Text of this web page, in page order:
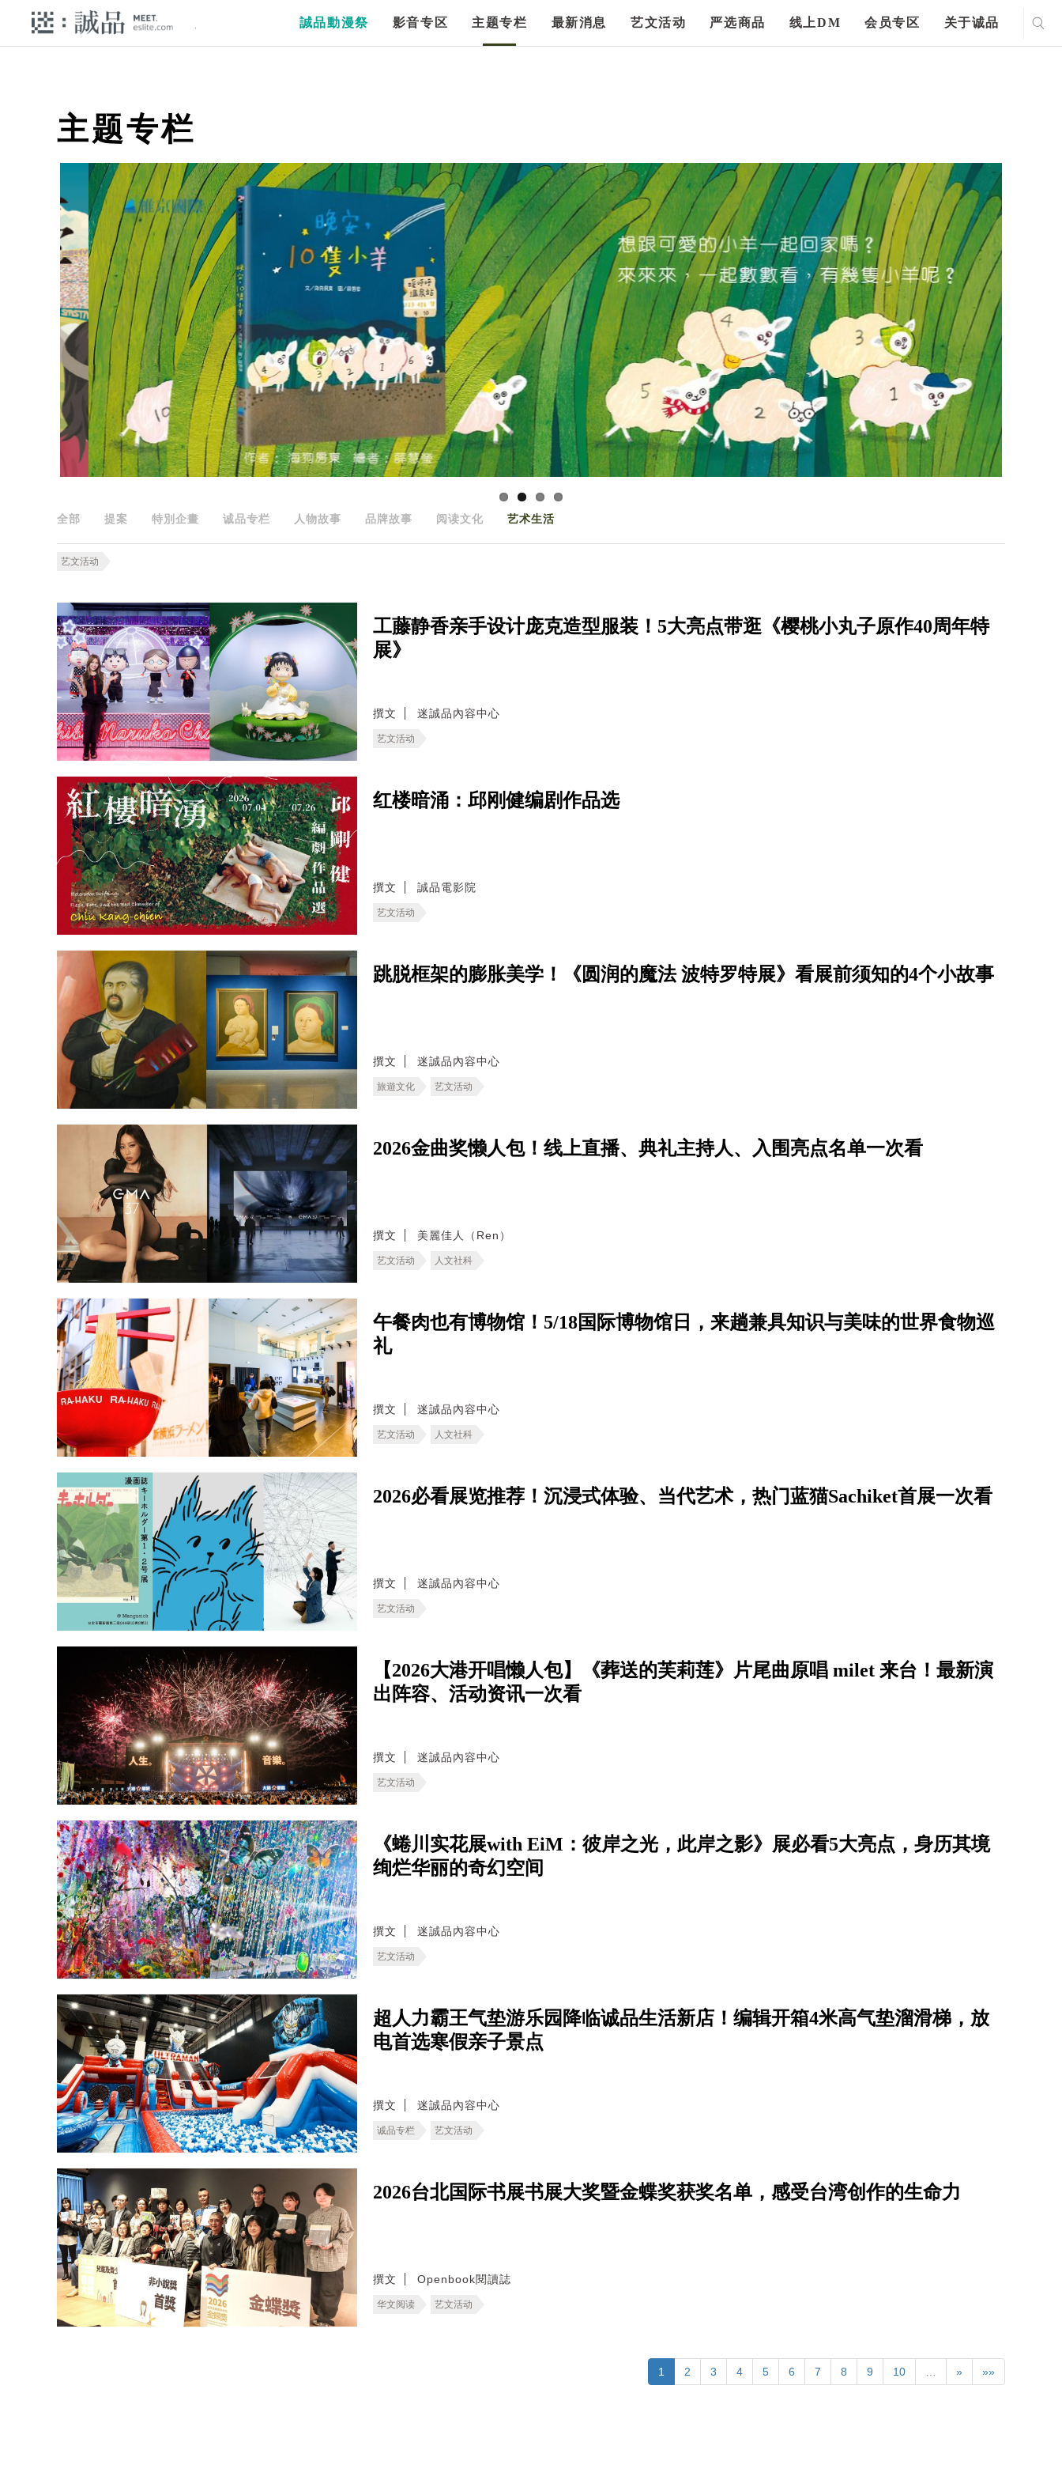
誠品動漫祭 影音专区 主题专栏 最新消息 艺文活动 严选商品 线上DM 会员专区 关于诚品
主题专栏
全部 提案 特別企畫 诚品专栏 人物故事 品牌故事 阅读文化 艺术生活
艺文活动
工藤静香亲手设计庞克造型服装！5大亮点带逛《樱桃小丸子原作40周年特
展》
撰文 迷誠品內容中心
艺文活动
红楼暗涌：邱刚健编剧作品选
撰文 誠品電影院
艺文活动
跳脱框架的膨胀美学！《圆润的魔法 波特罗特展》看展前须知的4个小故事
撰文 迷誠品內容中心
旅遊文化 艺文活动
2026金曲奖懒人包！线上直播、典礼主持人、入围亮点名单一次看
撰文 美麗佳人（Ren）
艺文活动 人文社科
午餐肉也有博物馆！5/18国际博物馆日，来趟兼具知识与美味的世界食物巡
礼
撰文 迷誠品內容中心
艺文活动 人文社科
2026必看展览推荐！沉浸式体验、当代艺术，热门蓝猫Sachiket首展一次看
撰文 迷誠品內容中心
艺文活动
【2026大港开唱懒人包】《葬送的芙莉莲》片尾曲原唱 milet 来台！最新演
出阵容、活动资讯一次看
撰文 迷誠品內容中心
艺文活动
《蜷川实花展with EiM：彼岸之光，此岸之影》展必看5大亮点，身历其境
绚烂华丽的奇幻空间
撰文 迷誠品內容中心
艺文活动
超人力霸王气垫游乐园降临诚品生活新店！编辑开箱4米高气垫溜滑梯，放
电首选寒假亲子景点
撰文 迷誠品內容中心
诚品专栏 艺文活动
2026台北国际书展书展大奖暨金蝶奖获奖名单，感受台湾创作的生命力
撰文 Openbook閱讀誌
华文阅读 艺文活动
1 2 3 4 5 6 7 8 9 10 … » »»